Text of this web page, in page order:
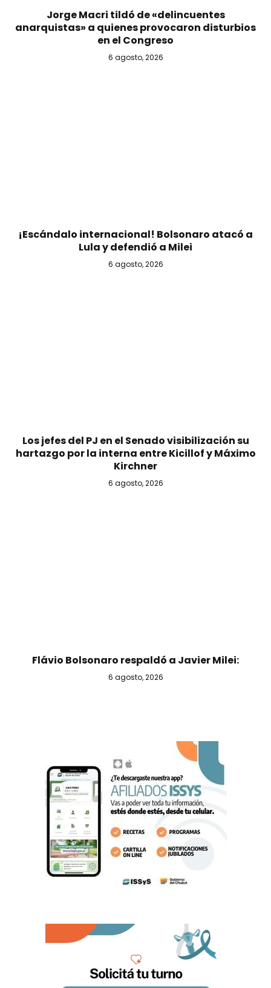
Jorge Macri tildó de «delincuentes
anarquistas» a quienes provocaron disturbios
en el Congreso
6 agosto, 2026
¡Escándalo internacional! Bolsonaro atacó a
Lula y defendió a Milei
6 agosto, 2026
Los jefes del PJ en el Senado visibilización su
hartazgo por la interna entre Kicillof y Máximo
Kirchner
6 agosto, 2026
Flávio Bolsonaro respaldó a Javier Milei:
6 agosto, 2026